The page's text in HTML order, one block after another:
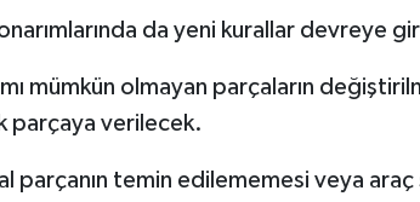
da yeni kurallar devreye
mümkün olmayan parçaların
parçaya verilecek.
parçanın temin edilememesi veya